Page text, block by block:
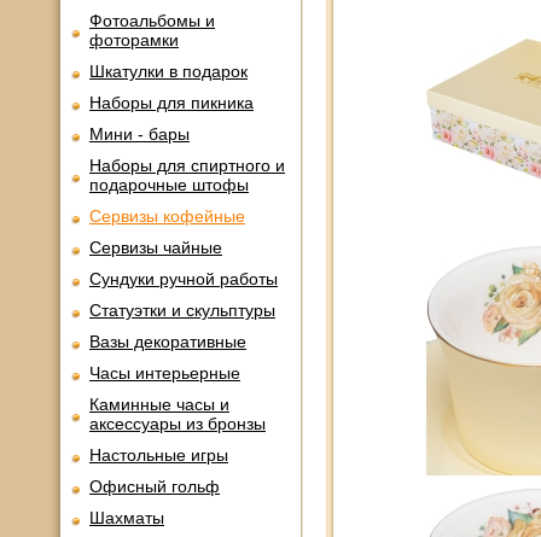
Фотоальбомы и
фоторамки
Шкатулки в подарок
Наборы для пикника
Мини - бары
Наборы для спиртного и
подарочные штофы
Сервизы кофейные
Сервизы чайные
Сундуки ручной работы
Статуэтки и скульптуры
Вазы декоративные
Часы интерьерные
Каминные часы и
аксессуары из бронзы
Настольные игры
Офисный гольф
Шахматы